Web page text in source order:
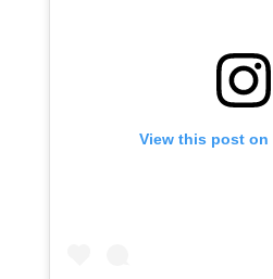
View this post on